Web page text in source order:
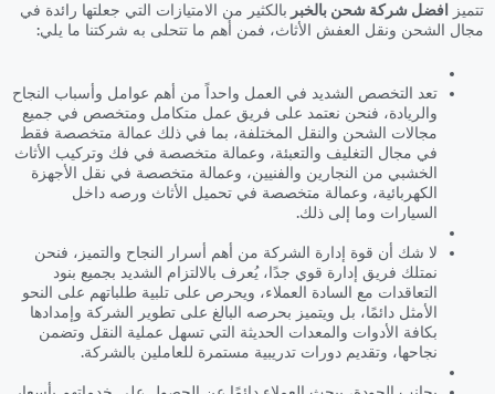
تتميز افضل شركة شحن بالخبر بالكثير من الامتيازات التي جعلتها رائدة في
مجال الشحن ونقل العفش الأثاث، فمن أهم ما تتحلى به شركتنا ما يلي:
تعد التخصص الشديد في العمل واحداً من أهم عوامل وأسباب النجاح
والريادة، فنحن نعتمد على فريق عمل متكامل ومتخصص في جميع
مجالات الشحن والنقل المختلفة، بما في ذلك عمالة متخصصة فقط
في مجال التغليف والتعبئة، وعمالة متخصصة في فك وتركيب الأثاث
الخشبي من النجارين والفنيين، وعمالة متخصصة في نقل الأجهزة
الكهربائية، وعمالة متخصصة في تحميل الأثاث ورصه داخل
السيارات وما إلى ذلك.
لا شك أن قوة إدارة الشركة من أهم أسرار النجاح والتميز، فنحن
نمتلك فريق إدارة قوي جدًا، يُعرف بالالتزام الشديد بجميع بنود
التعاقدات مع السادة العملاء، ويحرص على تلبية طلباتهم على النحو
الأمثل دائمًا، بل ويتميز بحرصه البالغ على تطوير الشركة وإمدادها
بكافة الأدوات والمعدات الحديثة التي تسهل عملية النقل وتضمن
نجاحها، وتقديم دورات تدريبية مستمرة للعاملين بالشركة.